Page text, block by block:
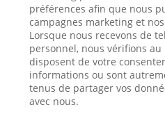
préférences afin que nous
campagnes marketing et
Lorsque nous recevons de
personnel, nous vérifions
disposent de votre
informations ou sont
tenus de partager vos
avec nous.